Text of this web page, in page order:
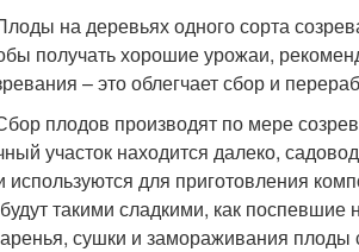
на деревьях одного сорта
получать хорошие урожаи,
– это облегчает сбор и
плодов производят по мере
участок находится далеко,
используются для приготовления
такими сладкими, как
сушки и замораживания плоды